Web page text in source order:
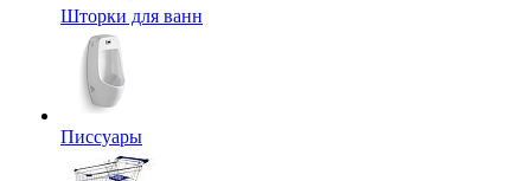
Шторки для ванн
Писсуары